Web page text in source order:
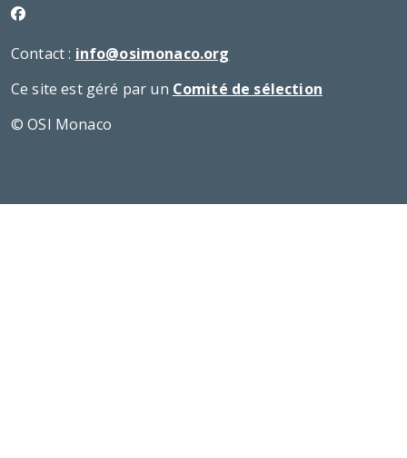
Contact : info@osimonaco.org
Ce site est géré par un Comité de sélection
© OSI Monaco